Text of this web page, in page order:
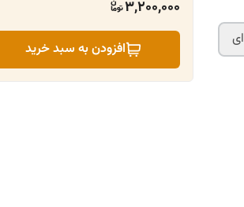
3,200,000
افزودن به سبد خرید